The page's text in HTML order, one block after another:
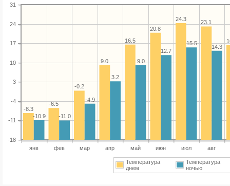
янв фев мар апр май июн июл авг
-18
-11
-4
3
10
17
24
31
23.1
24.3
20.8
16.5
9.0
-0.2
-6.5
-8.3
14.3
15.5
12.7
9.0
3.2
-4.9
-11.0
-10.9
Температура
днем
Температура
ночью